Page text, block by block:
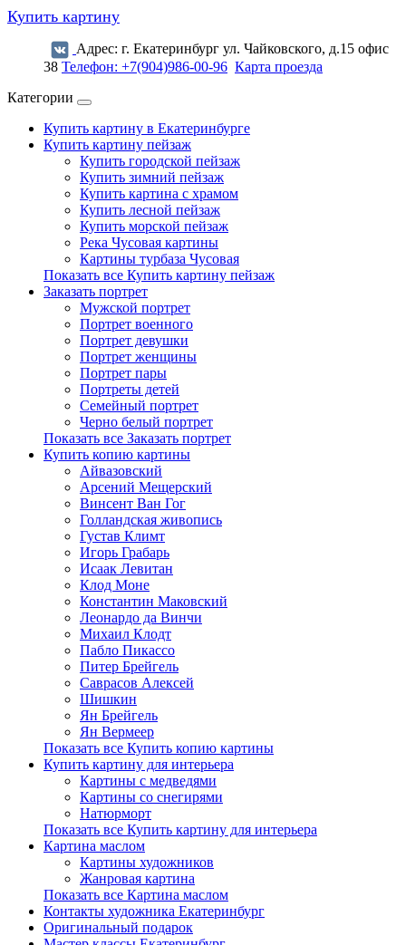
Купить картину
Адрес: г. Екатеринбург ул. Чайковского, д.15 офис
38 Телефон: +7(904)986-00-96 Карта проезда
Категории
Купить картину в Екатеринбурге
Купить картину пейзаж
Купить городской пейзаж
Купить зимний пейзаж
Купить картина с храмом
Купить лесной пейзаж
Купить морской пейзаж
Река Чусовая картины
Картины турбаза Чусовая
Показать все Купить картину пейзаж
Заказать портрет
Мужской портрет
Портрет военного
Портрет девушки
Портрет женщины
Портрет пары
Портреты детей
Семейный портрет
Черно белый портрет
Показать все Заказать портрет
Купить копию картины
Айвазовский
Арсений Мещерский
Винсент Ван Гог
Голландская живопись
Густав Климт
Игорь Грабарь
Исаак Левитан
Клод Моне
Константин Маковский
Леонардо да Винчи
Михаил Клодт
Пабло Пикассо
Питер Брейгель
Саврасов Алексей
Шишкин
Ян Брейгель
Ян Вермеер
Показать все Купить копию картины
Купить картину для интерьера
Картины с медведями
Картины со снегирями
Натюрморт
Показать все Купить картину для интерьера
Картина маслом
Картины художников
Жанровая картина
Показать все Картина маслом
Контакты художника Екатеринбург
Оригинальный подарок